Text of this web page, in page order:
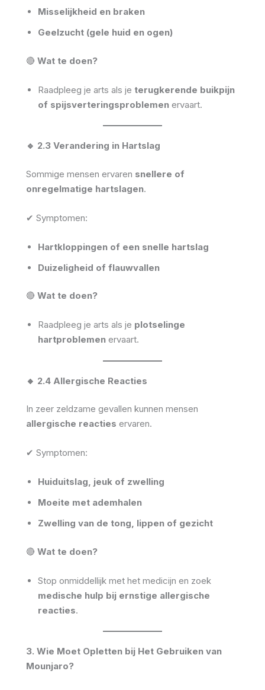
Misselijkheid en braken
Geelzucht (gele huid en ogen)
🔴 Wat te doen?
Raadpleeg je arts als je terugkerende buikpijn
of spijsverteringsproblemen ervaart.
🔹 2.3 Verandering in Hartslag
Sommige mensen ervaren snellere of
onregelmatige hartslagen.
✔ Symptomen:
Hartkloppingen of een snelle hartslag
Duizeligheid of flauwvallen
🔴 Wat te doen?
Raadpleeg je arts als je plotselinge
hartproblemen ervaart.
🔸 2.4 Allergische Reacties
In zeer zeldzame gevallen kunnen mensen
allergische reacties ervaren.
✔ Symptomen:
Huiduitslag, jeuk of zwelling
Moeite met ademhalen
Zwelling van de tong, lippen of gezicht
🔴 Wat te doen?
Stop onmiddellijk met het medicijn en zoek
medische hulp bij ernstige allergische
reacties.
3. Wie Moet Opletten bij Het Gebruiken van
Mounjaro?